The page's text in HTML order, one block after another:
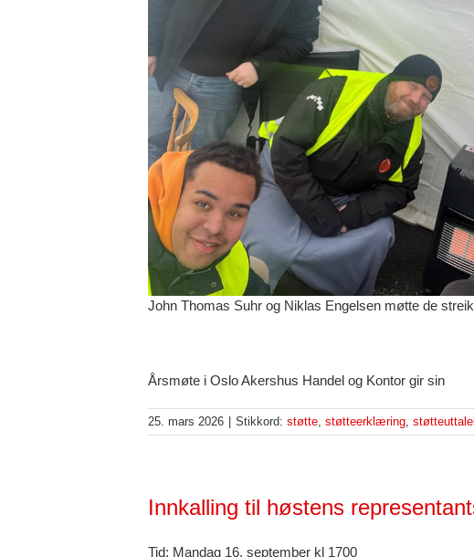
John Thomas Suhr og Niklas Engelsen møtte de
Årsmøte i Oslo Akershus Handel og Kontor gir sin
25. mars 2026 Stikkord: støtte, støtteerklæring,
Innkalling til høstens
Tid: Mandag 16. september kl 1700